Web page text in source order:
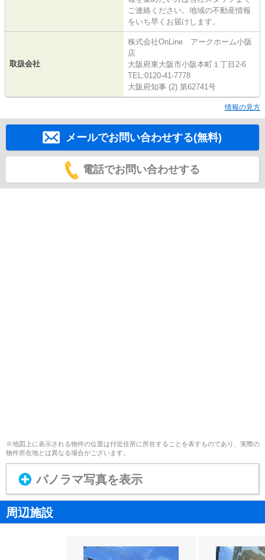
ご連絡ください。地域の不動産情報
をいち早くお届けします。
取扱会社
株式会社OnLine アークホーム小阪
店
大阪府東大阪市小阪本町１丁目2-6
TEL:0120-41-7778
大阪府知事 (2) 第62741号
情報の見方
メールでお問い合わせする(無料)
電話でお問い合わせする
※地図上に表示される物件の位置は付近住所に所在することを表すものであり、実際の
物件所在地とは異なる場合がございます。
パノラマ写真を表示
周辺施設